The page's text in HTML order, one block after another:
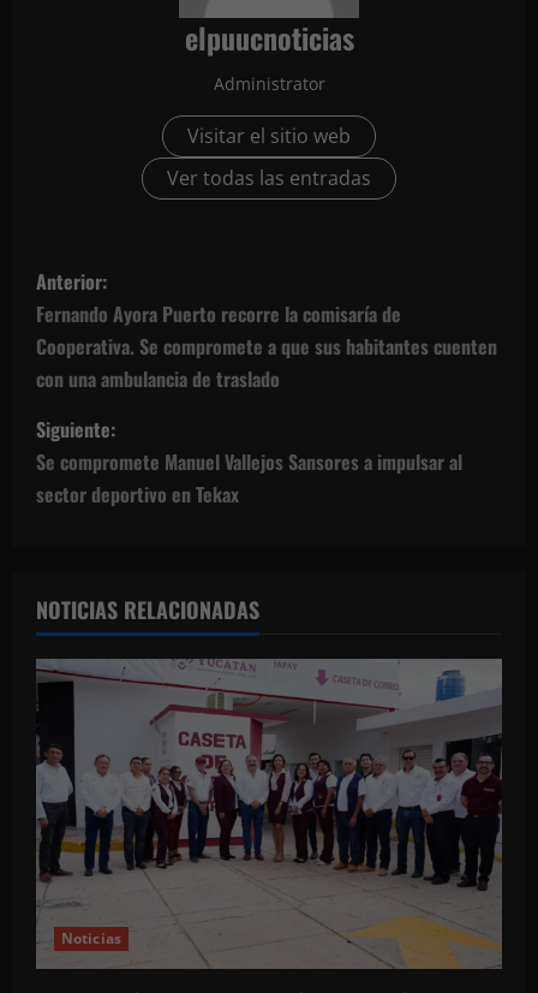
elpuucnoticias
Administrator
Visitar el sitio web
Ver todas las entradas
N
a
v
e
g
i
ó
n
d
e
e
t
Anterior:
Fernando Ayora Puerto recorre la comisaría de
Cooperativa. Se compromete a que sus habitantes cuenten
con una ambulancia de traslado
Siguiente:
Se compromete Manuel Vallejos Sansores a impulsar al
sector deportivo en Tekax
NOTICIAS RELACIONADAS
Noticias